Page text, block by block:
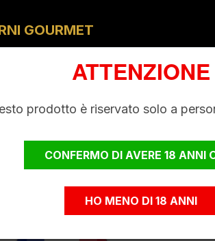
MACELLERIA
750
GOURMET
ATTENZIONE
prodotto è riservato solo a
CONFERMO DI AVERE 18 ANNI
HO MENO DI 18 ANNI